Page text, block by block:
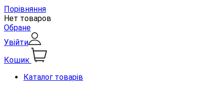
Порівняння
Нет товаров
Обране
Увійти
Кошик
Каталог товарів